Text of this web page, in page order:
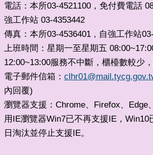
電話：本所03-4521100，免付費電話
強工作站 03-4353442
傳真：本所03-4536401 ， 自強工作站
上班時間：星期一至星期五
12:00~13:00服務不中斷，櫃檯數較少
電子郵件信箱：
內回覆)
瀏覽器支援：Chrome、Firefox、Edge
用IE瀏覽器Win7已不再支援IE，Win10
日淘汰並停止支援IE。